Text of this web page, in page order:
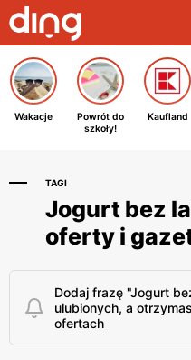
Wakacje
Powrót do
szkoły!
Kaufland
TAGI
Jogurt bez
oferty i
Dodaj frazę "Jogurt
ulubionych, a
ofertach